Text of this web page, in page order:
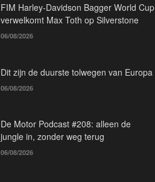
FIM Harley-Davidson Bagger World Cup
verwelkomt Max Toth op Silverstone
06/08/2026
Dit zijn de duurste tolwegen van Europa
06/08/2026
De Motor Podcast #208: alleen de
jungle in, zonder weg terug
06/08/2026